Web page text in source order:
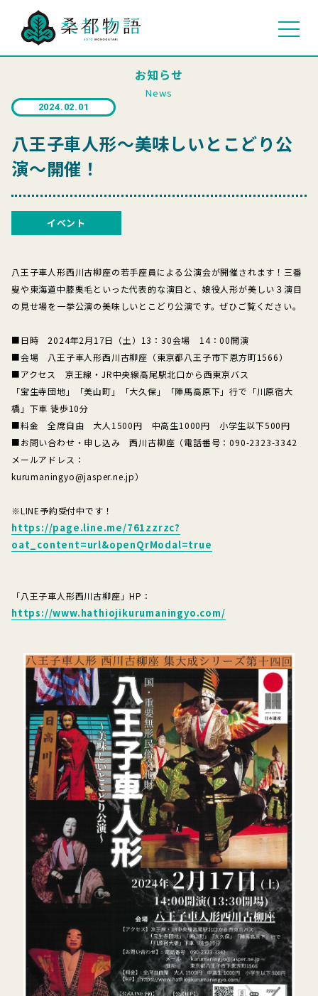
お知らせ
News
2024.02.01
八王子車人形～美味しいとこどり公
演～開催！
イベント
八王子車人形西川古柳座の若手座員による公演会が開催されます！三番
叟や東海道中膝栗毛といった代表的な演目と、娘役人形が美しい３演目
の見せ場を一挙公演の美味しいとこどり公演です。ぜひご覧ください。
■日時 2024年2月17日（土）13：30会場 14：00開演
■会場 八王子車人形西川古柳座（東京都八王子市下恩方町1566）
■アクセス 京王線・JR中央線高尾駅北口から西東京バス
「宝生寺団地」「美山町」「大久保」「陣馬高原下」行で「川原宿大
橋」下車 徒歩10分
■料金 全席自由 大人1500円 中高生1000円 小学生以下500円
■お問い合わせ・申し込み 西川古柳座（電話番号：090-2323-3342
メールアドレス：
kurumaningyo@jasper.ne.jp）
※LINE予約受付中です！
https://page.line.me/761zzrzc?
oat_content=url&openQrModal=true
「八王子車人形西川古柳座」HP：
https://www.hathiojikurumaningyo.com/